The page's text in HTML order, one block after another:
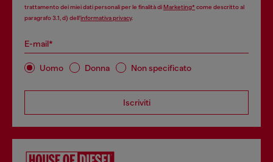
trattamento dei miei dati personali per le finalità diMarketing*come descritto al
paragrafo 3.1, d) dell’informativa privacy.
E-mail*
Uomo Donna Non specificato
Iscriviti